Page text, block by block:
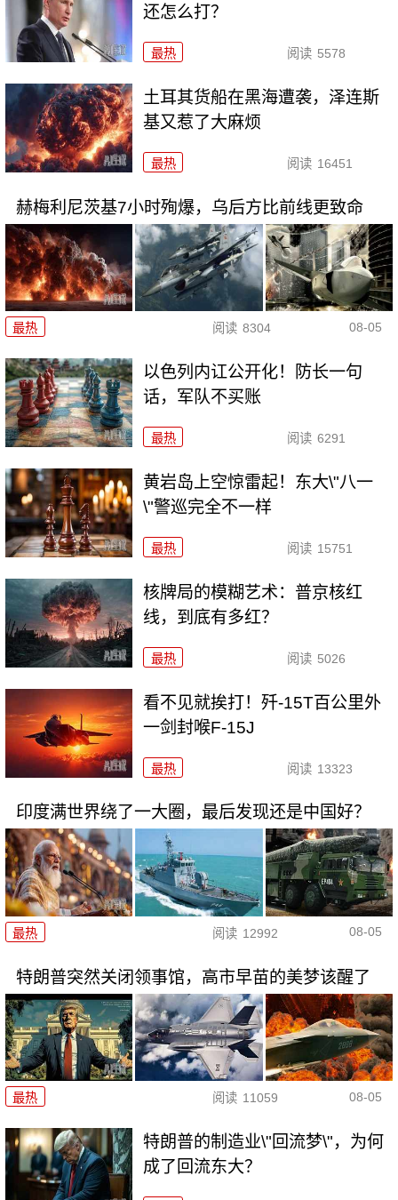
还怎么打？
最热 阅读 5578
土耳其货船在黑海遭袭，泽连斯
基又惹了大麻烦
最热 阅读 16451
赫梅利尼茨基7小时殉爆，乌后方比前线更致命
最热 阅读 8304 08-05
以色列内讧公开化！防长一句
话，军队不买账
最热 阅读 6291
黄岩岛上空惊雷起！东大\"八一
\"警巡完全不一样
最热 阅读 15751
核牌局的模糊艺术：普京核红
线，到底有多红？
最热 阅读 5026
看不见就挨打！歼-15T百公里外
一剑封喉F-15J
最热 阅读 13323
印度满世界绕了一大圈，最后发现还是中国好？
最热 阅读 12992 08-05
特朗普突然关闭领事馆，高市早苗的美梦该醒了
最热 阅读 11059 08-05
特朗普的制造业\"回流梦\"，为何
成了回流东大？